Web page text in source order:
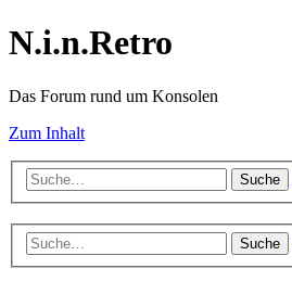
N.i.n.Retro
Das Forum rund um Konsolen
Zum Inhalt
Suche
Suche